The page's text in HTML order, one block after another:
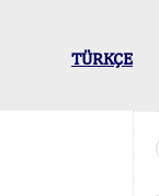
TÜRKÇE